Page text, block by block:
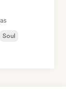
Soul